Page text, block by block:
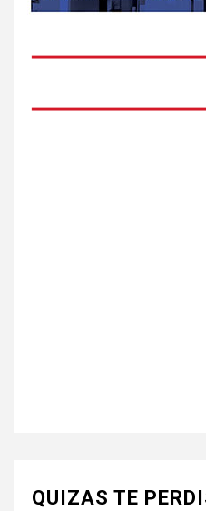
QUIZAS TE